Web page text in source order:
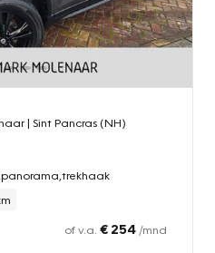
| Sint Pancras (NH)
of v.a. € 254 /mnd